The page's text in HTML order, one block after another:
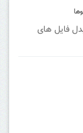
فایل های